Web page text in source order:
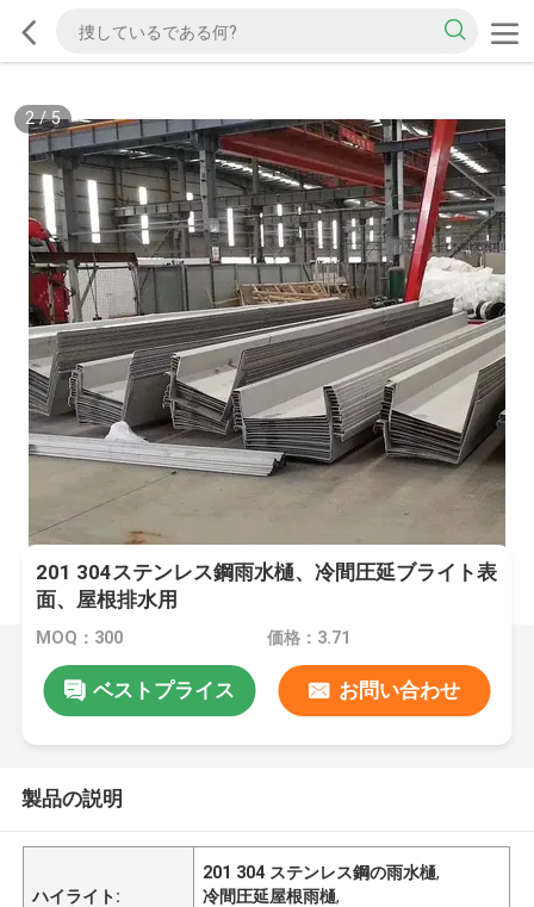
2/5
201 304ステンレス鋼雨水樋、冷間圧延ブライト表
面、屋根排水用
MOQ：300 価格：3.71
ベストプライス お問い合わせ
製品の説明
ハイライト:
201 304 ステンレス鋼の雨水樋,
冷間圧延屋根雨樋,